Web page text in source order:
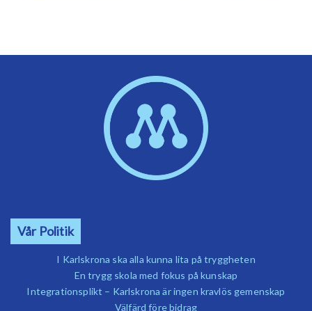
Vår Politik
I Karlskrona ska alla kunna lita på tryggheten
En trygg skola med fokus på kunskap
Integrationsplikt – Karlskrona är ingen kravlös gemenskap
Välfärd före bidrag